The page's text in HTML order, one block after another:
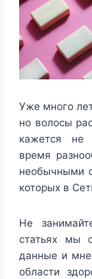
Уже много
но волосы
кажется не
время
необычными
которых в
Не
статьях мы
данные и
области